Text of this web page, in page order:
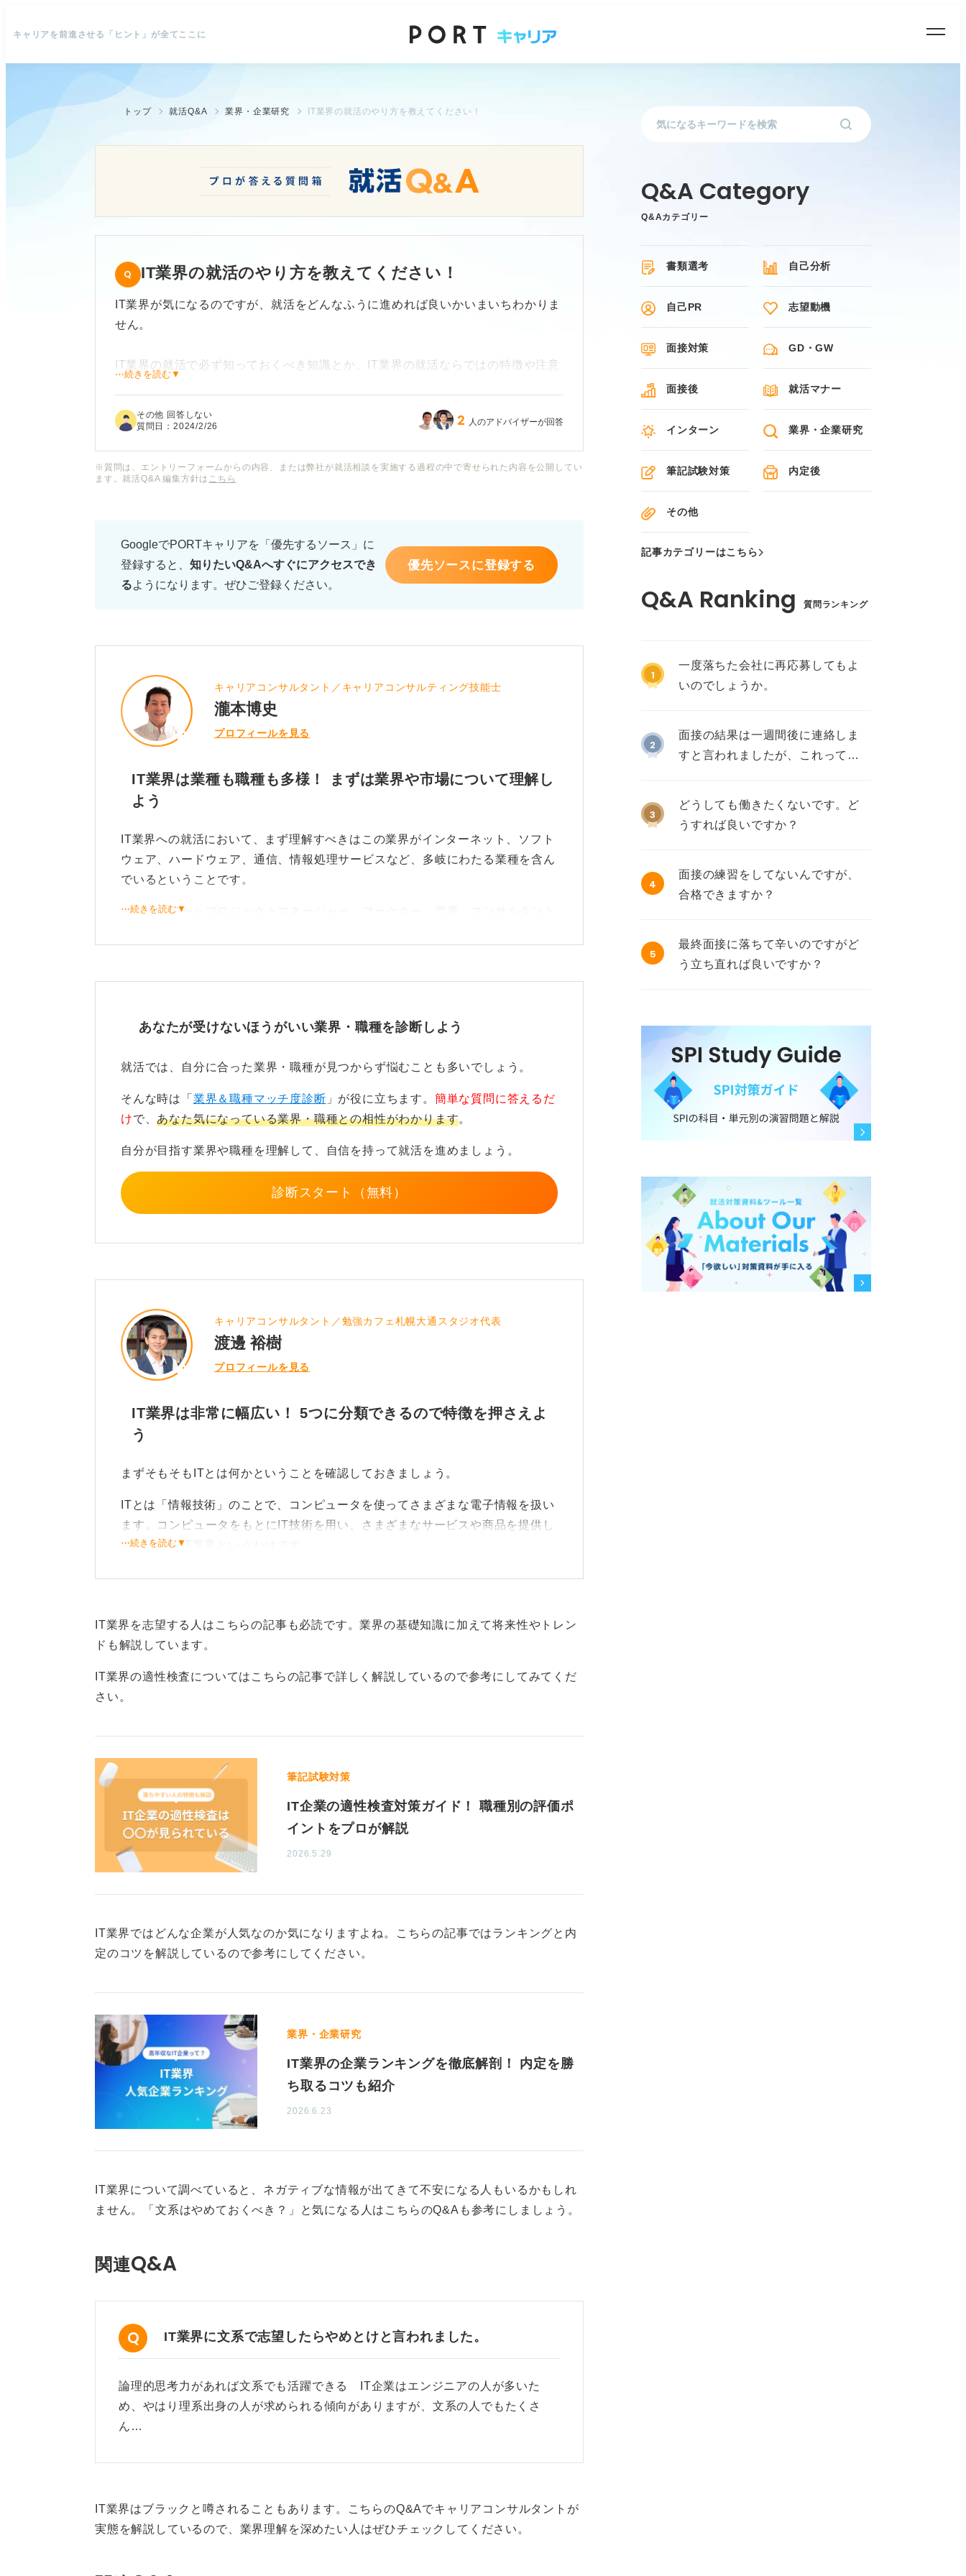
キャリアを前進させる「ヒント」が全てここに
トップ 就活Q&A 業界・企業研究 IT業界の就活のやり方を教えてください！
IT業界の就活のやり方を教えてください！
IT業界が気になるのですが、就活をどんなふうに進めれば良いかいまいちわかりま
せん。
IT業界の就活で必ず知っておくべき知識とか、IT業界の就活ならではの特徴や注意
企業ごとの違いとか職種の種類とかも調べてもピンと来なくて……。どうやって志
選べば無難でしょうか？ ちなみに文系です。
⋯続きを読む▼
その他 回答しない
質問日：2024/2/26 2 人のアドバイザーが回答
※質問は、エントリーフォームからの内容、または弊社が就活相談を実施する過程の中で寄せられた内容を公開してい
ます。就活Q&A 編集方針は こちら
GoogleでPORTキャリアを「優先するソース」に
登録すると、 知りたいQ&Aへすぐにアクセスでき
るようになります。ぜひご登録ください。
優先ソースに登録する
キャリアコンサルタント／キャリアコンサルティング技能士
瀧本博史
プロフィールを見る
IT業界は業種も職種も多様！ まずは業界や市場について理解し
よう
IT業界への就活において、まず理解すべきはこの業界がインターネット、ソフト
ウェア、ハードウェア、通信、情報処理サービスなど、多岐にわたる業種を含ん
でいるということです。
エンジニアからプロジェクトマネージャー、マーケター、営業、コンサルタント
争も激しくなっています。平均年収は日本全体の平均よりも高い傾向にあるもの
えで、自分が興味を持ち、やりがいを感じられる分野を見つけることが大切で
す。
IT業界は常に最新情報を取り入れる努力が求められ、結果が出ないと評価されに
くい傾向にあるためです。したがって年収や人気企業ランキングだけでなく、自
分の興味・関心、得意なスキル、業界のトレンドを総合的に考慮して、志望先を
選びましょう。
自分に合った企業と職種を慎重に選ぶことが、IT業界の就活では求められます。
⋯続きを読む▼
あなたが受けないほうがいい業界・職種を診断しよう
就活では、自分に合った業界・職種が見つからず悩むことも多いでしょう。
そんな時は「 業界＆職種マッチ度診断 」が役に立ちます。 簡単な質問に答えるだ
けで、あなた気になっている業界・職種との相性がわかります。
自分が目指す業界や職種を理解して、自信を持って就活を進めましょう。
診断スタート（無料）
キャリアコンサルタント／勉強カフェ札幌大通スタジオ代表
渡邊 裕樹
プロフィールを見る
IT業界は非常に幅広い！ 5つに分類できるので特徴を押さえよ
う
まずそもそもITとは何かということを確認しておきましょう。
ITとは「情報技術」のことで、コンピュータを使ってさまざまな電子情報を扱い
ます。コンピュータをもとにIT技術を用い、さまざまなサービスや商品を提供し
ているのがIT業界というわけです。
そのためIT業界の範囲はかなり広く、大きく5つに分類できるといわれていま
①インターネット・Web系
インターネットを使ってWebサービスやWebサイトを開発・構築して、何らか
の価値を提供しています。最も身近な存在としては、
楽天市場
②インフラ系
通信環境を整備したり新しいサービスを開発したりします。
などがわかりやすい例です。
③ソフトウェア系
ソフトウェアの開発・保守をしたり、システムを組んだりします。
トなどが有名でイメージしやすい例でしょう。
たとえばパソコンやプロジェクター、プリンターといったものです。そういった
みを「組み込み」と呼ぶので覚えておきましょう。
⑤情報処理系
これはデータの加工や処理、分析などをすることがおもな仕事で、有名どころで
いうと
野村総合研究所 などがあります。
自己分析を深めて業界・企業との相性を見極めることが大切
どのような仕事をするのかが見えてきます。
そこから最も自分が興味が湧きそうな業界を選び、さらにその中からいくつか企
す。
ない」という判断はできません。したがって、業界・企業研究をするのと同時に
自己分析も必須です。
志望先を選ぶ際の基準としては、質問者さんが年収が最も大事だと思うのであれ
ば年収の高いところを選ぶ手もあります。しかし、年収よりもどのような仕事を
するか、仕事の内容が最も大事だと思うのであれば、仕事内容が一番合いそうな
最もNGな選び方は、人気ランキング「だけ」で選ぶこと。自分とのマッチング
⋯続きを読む▼
IT業界を志望する人はこちらの記事も必読です。業界の基礎知識に加えて将来性やトレン
ドも解説しています。
IT業界の適性検査についてはこちらの記事で詳しく解説しているので参考にしてみてくだ
さい。
筆記試験対策
IT企業の適性検査対策ガイド！ 職種別の評価ポ
イントをプロが解説
2026.5.29
IT業界ではどんな企業が人気なのか気になりますよね。こちらの記事ではランキングと内
定のコツを解説しているので参考にしてください。
業界・企業研究
IT業界の企業ランキングを徹底解剖！ 内定を勝
ち取るコツも紹介
2026.6.23
IT業界について調べていると、ネガティブな情報が出てきて不安になる人もいるかもしれ
ません。「文系はやめておくべき？」と気になる人はこちらのQ&Aも参考にしましょう。
関連Q&A
IT業界に文系で志望したらやめとけと言われました。
論理的思考力があれば文系でも活躍できる IT企業はエンジニアの人が多いた
め、やはり理系出身の人が求められる傾向がありますが、文系の人でもたくさ
ん…
IT業界はブラックと噂されることもあります。こちらのQ&Aでキャリアコンサルタントが
実態を解説しているので、業界理解を深めたい人はぜひチェックしてください。
Q&Aカテゴリー
書類選考 自己分析
自己PR 志望動機
面接対策 GD・GW
面接後 就活マナー
インターン 業界・企業研究
筆記試験対策 内定後
その他
記事カテゴリーはこちら
質問ランキング
1
一度落ちた会社に再応募してもよ
いのでしょうか。
2
面接の結果は一週間後に連絡しま
すと言われましたが、これって不
3
どうしても働きたくないです。ど
うすれば良いですか？
4
面接の練習をしてないんですが、
合格できますか？
5
最終面接に落ちて辛いのですがど
う立ち直れば良いですか？